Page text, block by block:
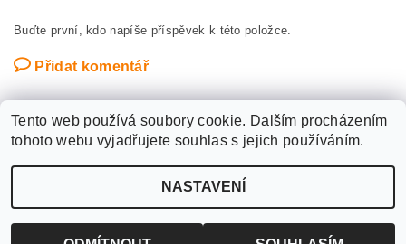
Buďte první, kdo napíše příspěvek k této položce.
Přidat komentář
WANTED SPORT PARDUBICE , všechna práva vyhrazena
cookies
Tento web používá soubory cookie. Dalším procházením
tohoto webu vyjadřujete souhlas s jejich používáním.
NASTAVENÍ